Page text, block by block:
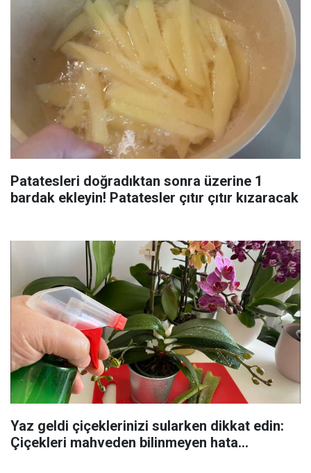
Patatesleri doğradıktan sonra üzerine 1
bardak ekleyin! Patatesler çıtır çıtır kızaracak
Yaz geldi çiçeklerinizi sularken dikkat edin:
Çiçekleri mahveden bilinmeyen hata...